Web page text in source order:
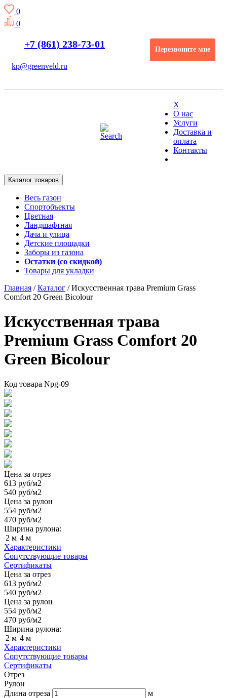
0
0
+7 (861) 238-73-01
kp@greenveld.ru
Перезвоните мне
X
О нас
Услуги
Доставка и
оплата
Контакты
Каталог товаров
Весь газон
Спортобъекты
Цветная
Ландшафтная
Дача и улица
Детские площадки
Заборы из газона
Остатки (со скидкой)
Товары для укладки
Главная /Каталог /Искусственная трава Premium Grass
Comfort 20 Green Bicolour
Искусственная трава
Premium Grass Comfort 20
Green Bicolour
Код товара Npg-09
Цена за отрез
613 руб/м2
540 руб/м2
Цена за рулон
554 руб/м2
470 руб/м2
Ширина рулона:
2 м 4 м
Характеристики
Сопутствующие товары
Сертификаты
Цена за отрез
613 руб/м2
540 руб/м2
Цена за рулон
554 руб/м2
470 руб/м2
Ширина рулона:
2 м 4 м
Характеристики
Сопутствующие товары
Сертификаты
Отрез
Рулон
Длина отреза
м